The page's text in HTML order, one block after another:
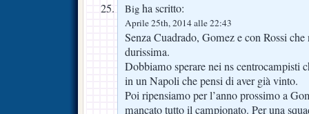
Big ha scritto:
Aprile 25th, 2014 alle 22:43
Senza Cuadrado, Gomez e con Rossi
durissima.
Dobbiamo sperare nei ns centrocampisti
in un Napoli che pensi di aver già vinto.
Poi ripensiamo per l’anno prossimo a
mancato tutto il campionato. Per una